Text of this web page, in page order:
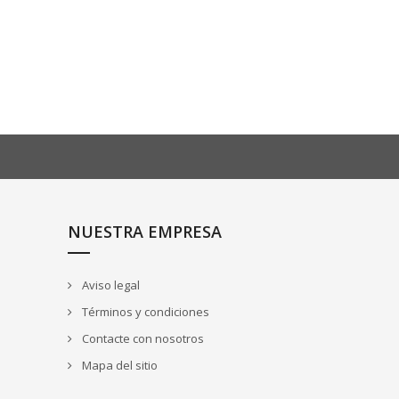
NUESTRA EMPRESA
Aviso legal
Términos y condiciones
Contacte con nosotros
Mapa del sitio